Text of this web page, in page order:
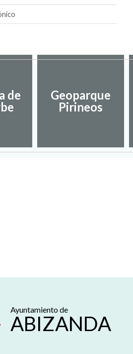
de
Geoparque
Pirineos
Ayuntamiento de
ABIZANDA